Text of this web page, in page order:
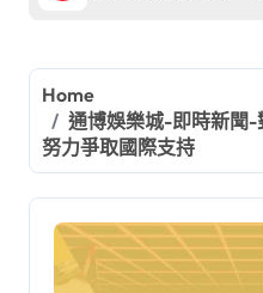
Home
通博娛樂城-即時新聞-
努力爭取國際支持